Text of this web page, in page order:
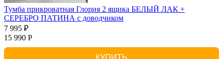
Тумба прикроватная Глория 2 ящика БЕЛЫЙ ЛАК +
СЕРЕБРО ПАТИНА с доводчиком
7 995 ₽
15 990 Р
КУПИТЬ